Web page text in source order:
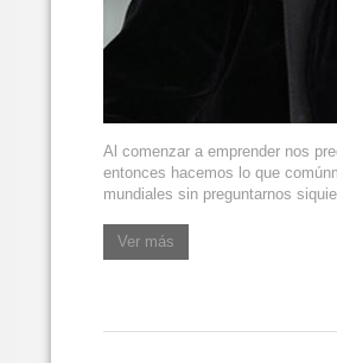
Al comenzar a emprender nos
entonces hacemos lo que
mundiales sin preguntarnos
Ver más